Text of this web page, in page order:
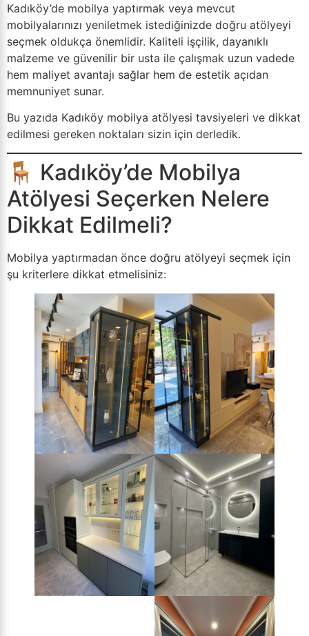
Kadıköy’de mobilya yaptırmak veya mevcut
mobilyalarınızı yeniletmek istediğinizde doğru atölyeyi
seçmek oldukça önemlidir. Kaliteli işçilik, dayanıklı
malzeme ve güvenilir bir usta ile çalışmak uzun vadede
hem maliyet avantajı sağlar hem de estetik açıdan
memnuniyet sunar.
Bu yazıda Kadıköy mobilya atölyesi tavsiyeleri ve dikkat
edilmesi gereken noktaları sizin için derledik.
🪑 Kadıköy’de Mobilya
Atölyesi Seçerken Nelere
Dikkat Edilmeli?
Mobilya yaptırmadan önce doğru atölyeyi seçmek için
şu kriterlere dikkat etmelisiniz: